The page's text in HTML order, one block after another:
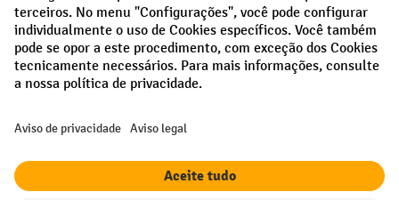
Facebook
LinkedIn
Instagram
Proteção de dados Definições de privacidade
Todos os preços excl. IVA maiscustos de envio
entrega, se não indicado o contrário.